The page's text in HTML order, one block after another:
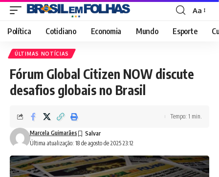
Font
Resizer
Aa
Política Cotidiano Economia Mundo Esporte
ÚLTIMAS NOTÍCIAS
Fórum Global Citizen NOW discute
desafios globais no Brasil
Última atualização: 18 de agosto de 2025 23:12
Marcela Guimarães
Tempo: 1 min.